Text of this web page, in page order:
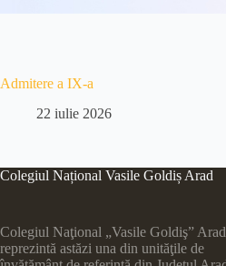
Admitere a IX-a
22 iulie 2026
Colegiul Național Vasile Goldiș Arad
Colegiul Naţional „Vasile Goldiş” Arad
reprezintă astăzi una din unităţile de